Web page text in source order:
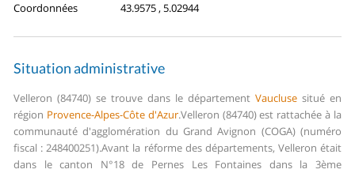
Coordonnées
43.9575 , 5.02944
Situation administrative
Velleron (84740) se trouve dans le département Vauclusesitué en
région Provence-Alpes-Côte d'Azur.Velleron (84740) est rattachée à la
communauté d'agglomération du Grand Avignon (COGA) (numéro
fiscal : 248400251).Avant la réforme des départements, Velleron était
dans le canton N°18 de Pernes Les Fontaines dans la 3ème